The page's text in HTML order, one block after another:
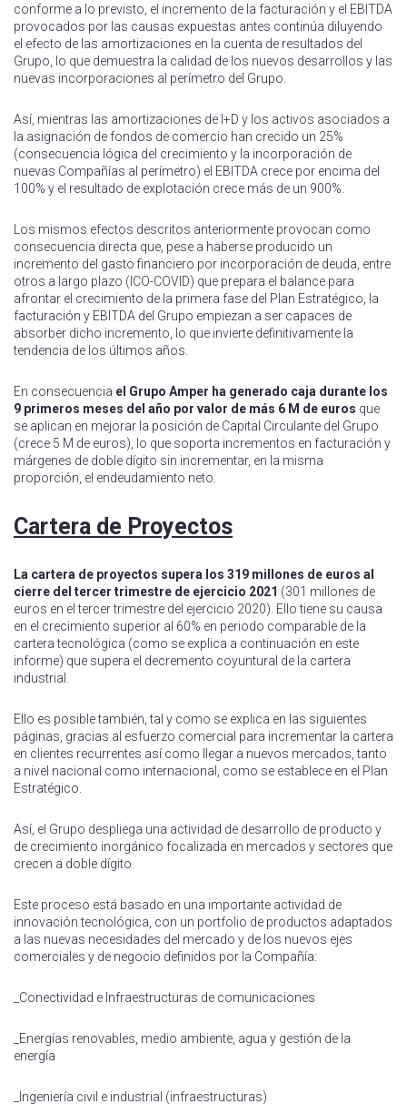
conforme a lo previsto, el incremento de la facturación y el EBITDA
provocados por las causas expuestas antes continúa diluyendo
el efecto de las amortizaciones en la cuenta de resultados del
Grupo, lo que demuestra la calidad de los nuevos desarrollos y las
nuevas incorporaciones al perímetro del Grupo.
Así, mientras las amortizaciones de I+D y los activos asociados a
la asignación de fondos de comercio han crecido un 25%
(consecuencia lógica del crecimiento y la incorporación de
nuevas Compañías al perímetro) el EBITDA crece por encima del
100% y el resultado de explotación crece más de un 900%.
Los mismos efectos descritos anteriormente provocan como
consecuencia directa que, pese a haberse producido un
incremento del gasto financiero por incorporación de deuda, entre
otros a largo plazo (ICO-COVID) que prepara el balance para
afrontar el crecimiento de la primera fase del Plan Estratégico, la
facturación y EBITDA del Grupo empiezan a ser capaces de
absorber dicho incremento, lo que invierte definitivamente la
tendencia de los últimos años.
En consecuencia el Grupo Amper ha generado caja durante los
9 primeros meses del año por valor de más 6 M de euros que
se aplican en mejorar la posición de Capital Circulante del Grupo
(crece 5 M de euros), lo que soporta incrementos en facturación y
márgenes de doble dígito sin incrementar, en la misma
proporción, el endeudamiento neto.
Cartera de Proyectos
La cartera de proyectos supera los 319 millones de euros al
cierre del tercer trimestre de ejercicio 2021 (301 millones de
euros en el tercer trimestre del ejercicio 2020). Ello tiene su causa
en el crecimiento superior al 60% en periodo comparable de la
cartera tecnológica (como se explica a continuación en este
informe) que supera el decremento coyuntural de la cartera
industrial.
Ello es posible también, tal y como se explica en las siguientes
páginas, gracias al esfuerzo comercial para incrementar la cartera
en clientes recurrentes así como llegar a nuevos mercados, tanto
a nivel nacional como internacional, como se establece en el Plan
Estratégico.
Así, el Grupo despliega una actividad de desarrollo de producto y
de crecimiento inorgánico focalizada en mercados y sectores que
crecen a doble dígito.
Este proceso está basado en una importante actividad de
innovación tecnológica, con un portfolio de productos adaptados
a las nuevas necesidades del mercado y de los nuevos ejes
comerciales y de negocio definidos por la Compañía:
_Conectividad e Infraestructuras de comunicaciones
_Energías renovables, medio ambiente, agua y gestión de la
energía
_Ingeniería civil e industrial (infraestructuras)